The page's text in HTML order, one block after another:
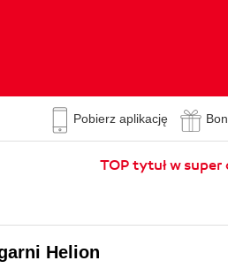
Pobierz aplikację
TOP tytuł w
Helion